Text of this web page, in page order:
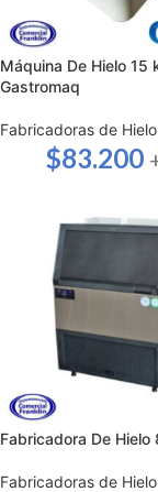
Máquina De Hielo 15
Gastromaq
Fabricadoras de Hielo
$83.200
Fabricadora De Hielo
Fabricadoras de Hielo